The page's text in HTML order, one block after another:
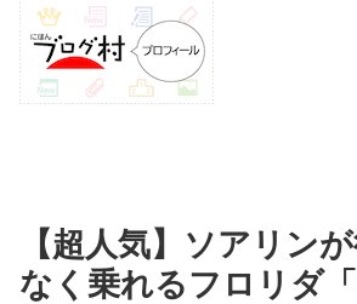
【超人気】ソアリン
なく乗れるフロリダ